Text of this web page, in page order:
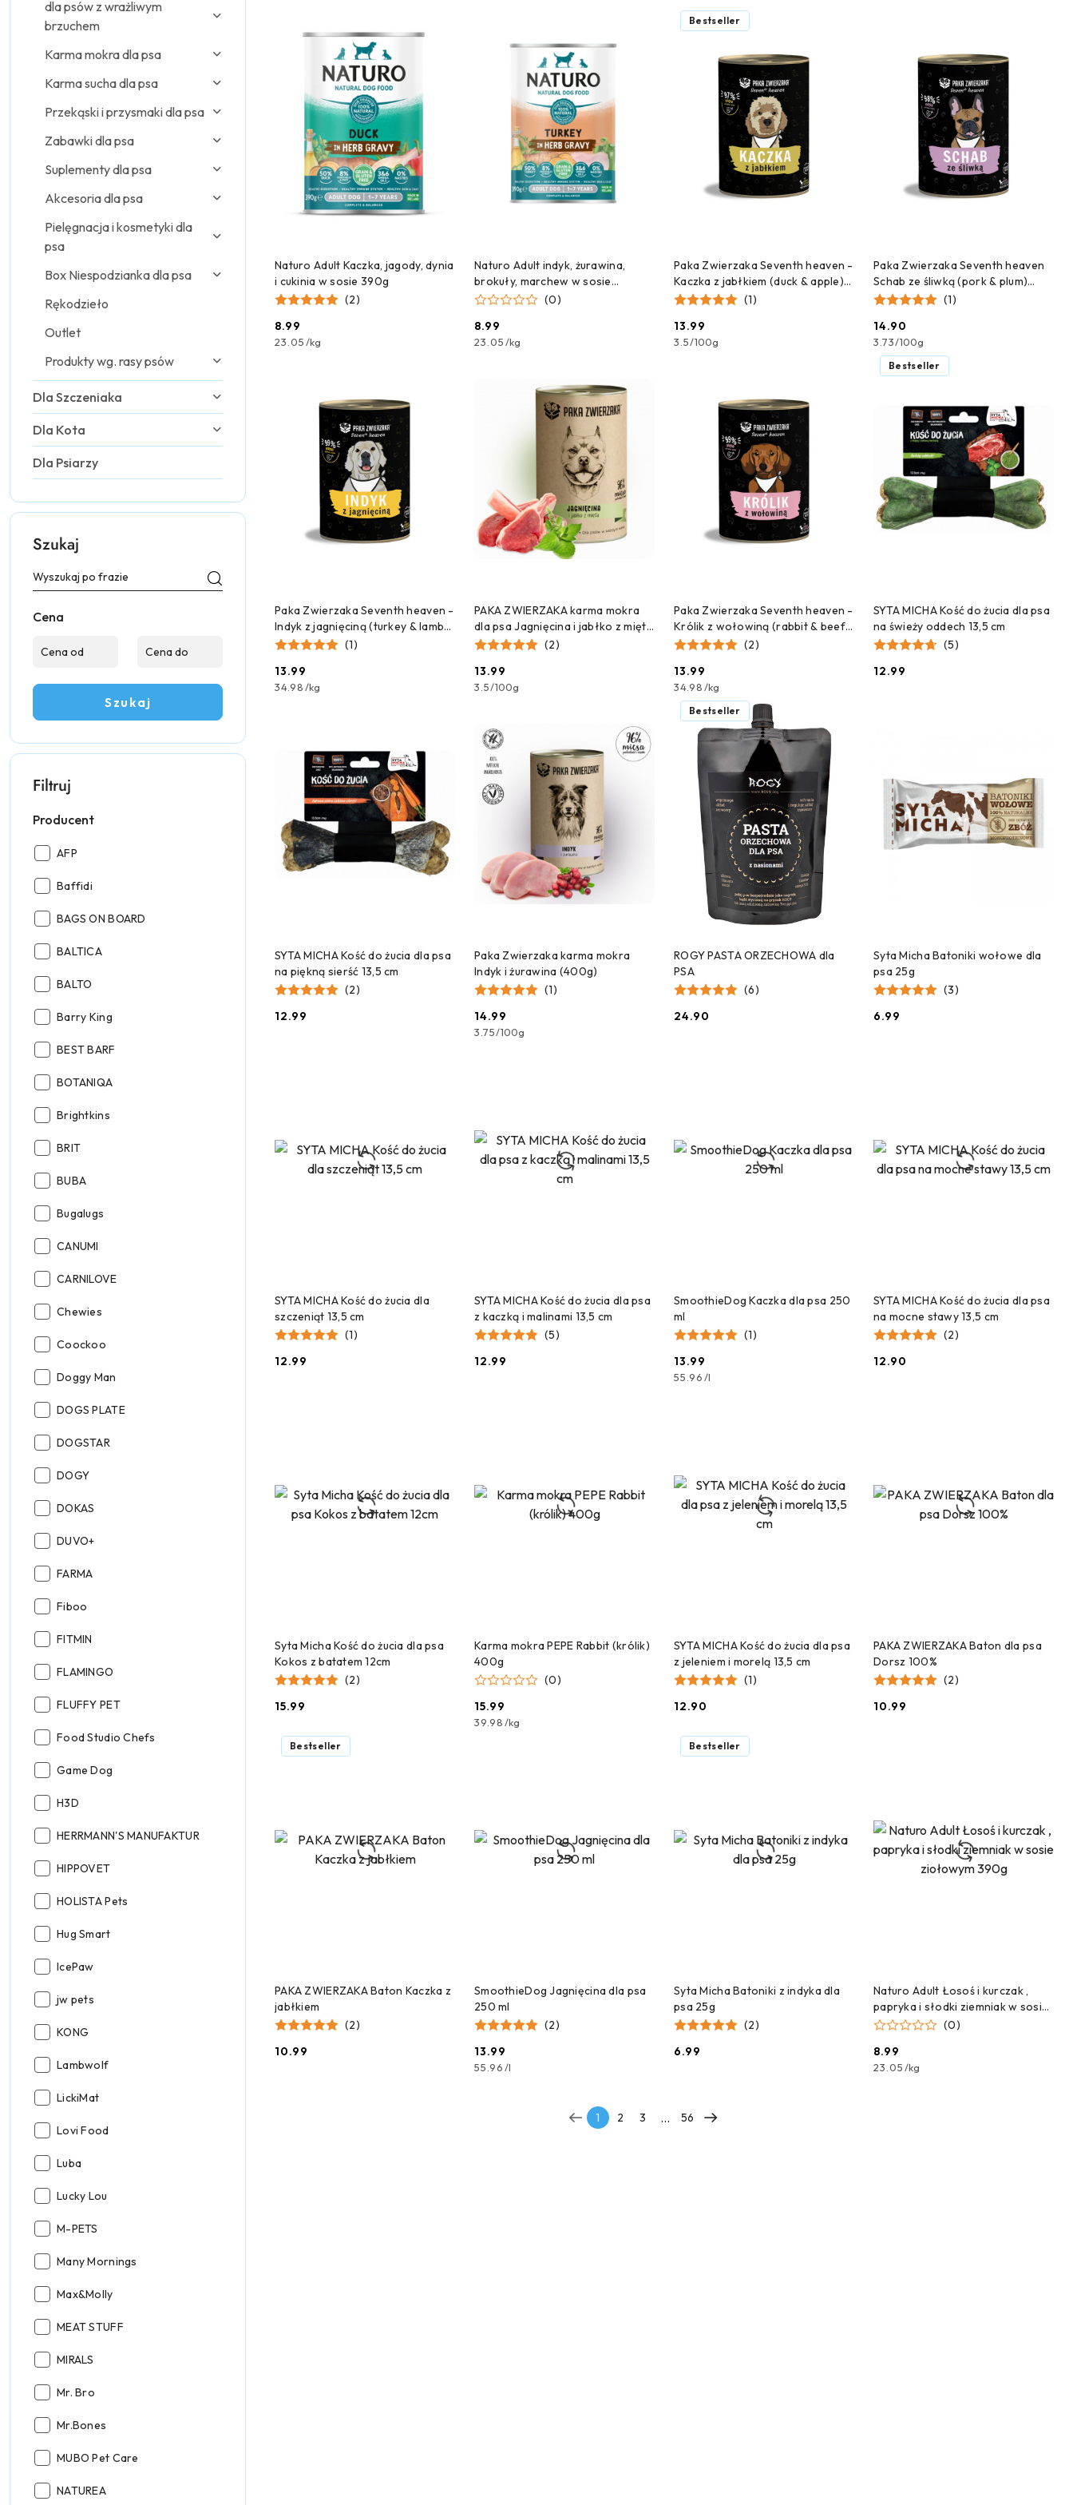
dla psów z wrażliwym
brzuchem
Karma mokra dla psa
Karma sucha dla psa
Przekąski i przysmaki dla psa
Zabawki dla psa
Suplementy dla psa
Akcesoria dla psa
Pielęgnacja i kosmetyki dla
psa
Box Niespodzianka dla psa
Rękodzieło
Outlet
Produkty wg. rasy psów
Dla Szczeniaka
Dla Kota
Dla Psiarzy
Szukaj
Cena
Szukaj
Filtruj
Producent
Producent:
AFP
Producent:
Baffidi
Producent:
BAGS ON BOARD
Producent:
BALTICA
Producent:
BALTO
Producent:
Barry King
Producent:
BEST BARF
Producent:
BOTANIQA
Producent:
Brightkins
Producent:
BRIT
Producent:
BUBA
Producent:
Bugalugs
Producent:
CANUMI
Producent:
CARNILOVE
Producent:
Chewies
Producent:
Coockoo
Producent:
Doggy Man
Producent:
DOGS PLATE
Producent:
DOGSTAR
Producent:
DOGY
Producent:
DOKAS
Producent:
DUVO+
Producent:
FARMA
Producent:
Fiboo
Producent:
FITMIN
Producent:
FLAMINGO
Producent:
FLUFFY PET
Producent:
Food Studio Chefs
Producent:
Game Dog
Producent:
H3D
Producent:
HERRMANN'S MANUFAKTUR
Producent:
HIPPOVET
Producent:
HOLISTA Pets
Producent:
Hug Smart
Producent:
IcePaw
Producent:
jw pets
Producent:
KONG
Producent:
Lambwolf
Producent:
LickiMat
Producent:
Lovi Food
Producent:
Luba
Producent:
Lucky Lou
Producent:
M-PETS
Producent:
Many Mornings
Producent:
Max&Molly
Producent:
MEAT STUFF
Producent:
MIRALS
Producent:
Mr. Bro
Producent:
Mr.Bones
Producent:
MUBO Pet Care
Producent:
NATUREA
Naturo Adult Kaczka, jagody, dynia
i cukinia w sosie 390g
(2)
Cena:
8.99
23.05/kg
Naturo Adult indyk, żurawina,
brokuły, marchew w sosie
ziołowym 390g
(0)
Cena:
8.99
23.05/kg
Paka Zwierzaka Seventh heaven -
Kaczka z jabłkiem (duck & apple)
400g
(1)
Cena:
13.99
3.5/100g
Bestseller
Paka Zwierzaka Seventh heaven
Schab ze śliwką (pork & plum)
400g
(1)
Cena:
14.90
3.73/100g
Paka Zwierzaka Seventh heaven -
Indyk z jagnięciną (turkey & lamb)
400g
(1)
Cena:
13.99
34.98/kg
PAKA ZWIERZAKA karma mokra
dla psa Jagnięcina i jabłko z miętą
(400g)
(2)
Cena:
13.99
3.5/100g
Paka Zwierzaka Seventh heaven -
Królik z wołowiną (rabbit & beef)
400g
(2)
Cena:
13.99
34.98/kg
SYTA MICHA Kość do żucia dla psa
na świeży oddech 13,5 cm
(5)
Cena:
12.99
Bestseller
DODAJ DO KOSZYKA
SYTA MICHA Kość do żucia dla psa
na piękną sierść 13,5 cm
(2)
Cena:
12.99
DODAJ DO KOSZYKA
Paka Zwierzaka karma mokra
Indyk i żurawina (400g)
(1)
Cena:
14.99
3.75/100g
ROGY PASTA ORZECHOWA dla
PSA
(6)
Cena:
24.90
Bestseller
Syta Micha Batoniki wołowe dla
psa 25g
(3)
Cena:
6.99
SYTA MICHA Kość do żucia dla
szczeniąt 13,5 cm
(1)
Cena:
12.99
DODAJ DO KOSZYKA
SYTA MICHA Kość do żucia dla psa
z kaczką i malinami 13,5 cm
(5)
Cena:
12.99
DODAJ DO KOSZYKA
SmoothieDog Kaczka dla psa 250
ml
(1)
Cena:
13.99
55.96/l
SYTA MICHA Kość do żucia dla psa
na mocne stawy 13,5 cm
(2)
Cena:
12.90
DODAJ DO KOSZYKA
Syta Micha Kość do żucia dla psa
Kokos z batatem 12cm
(2)
Cena:
15.99
DODAJ DO KOSZYKA
Karma mokra PEPE Rabbit (królik)
400g
(0)
Cena:
15.99
39.98/kg
DODAJ DO KOSZYKA
SYTA MICHA Kość do żucia dla psa
z jeleniem i morelą 13,5 cm
(1)
Cena:
12.90
DODAJ DO KOSZYKA
PAKA ZWIERZAKA Baton dla psa
Dorsz 100%
(2)
Cena:
10.99
PAKA ZWIERZAKA Baton Kaczka z
jabłkiem
(2)
Cena:
10.99
Bestseller
SmoothieDog Jagnięcina dla psa
250 ml
(2)
Cena:
13.99
55.96/l
Syta Micha Batoniki z indyka dla
psa 25g
(2)
Cena:
6.99
Bestseller
Naturo Adult Łosoś i kurczak ,
papryka i słodki ziemniak w sosie
ziołowym 390g
(0)
Cena:
8.99
23.05/kg
DODAJ DO KOSZYKA
1 2 3 ... 56